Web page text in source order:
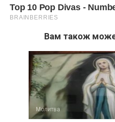
Вам також
Молитва